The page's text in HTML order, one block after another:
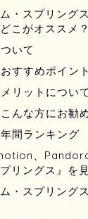
ム・スプリング
こがオススメ？
いて
すすめポイン
リットについて
んな方にお勧
間ランキング
、
リングス』を
ム・スプリング